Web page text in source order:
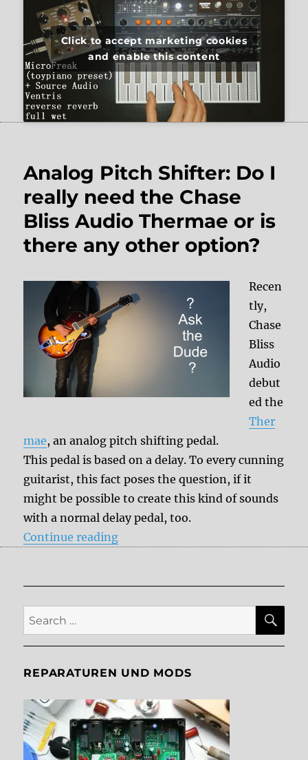
Click to accept marketing cookies
and enable this content
Analog Pitch Shifter: Do I
really need the Chase
Bliss Audio Thermae or is
there any other option?
Recen
tly,
Chase
Bliss
Audio
debut
ed the
Ther
mae, an analog pitch shifting pedal.
This pedal is based on a delay. To every cunning
guitarist, this fact poses the question, if it
might be possible to create this kind of sounds
with a normal delay pedal, too.
Continue reading“Analog Pitch Shifter: Do I really
Search
for:
REPARATUREN UND MODS